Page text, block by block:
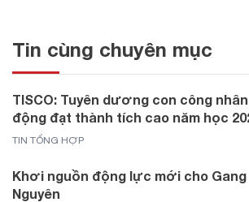
Tin cùng chuyên mục
TISCO: Tuyên dương con công
động đạt thành tích cao năm học
TIN TỔNG HỢP
Khơi nguồn động lực mới cho Gang
Nguyên